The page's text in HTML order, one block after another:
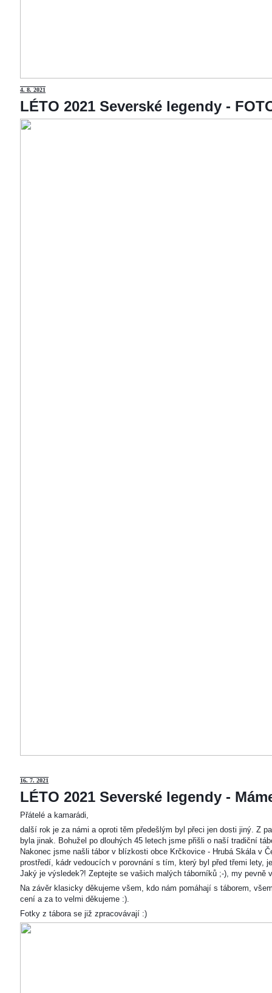
4. 8. 2021
LÉTO 2021 Severské legendy -
16. 7. 2021
LÉTO 2021 Severské legendy -
Přátelé a kamarádi,
další rok je za námi a oproti těm předešlým byl přeci jen dosti jiný. Z
byla jinak. Bohužel po dlouhých 45 letech jsme přišli o naší tradiční
Nakonec jsme našli tábor v blízkosti obce Krčkovice - Hrubá Skála v
prostředí, kádr vedoucích v porovnání s tím, který byl před třemi lety,
Jaký je výsledek?! Zeptejte se vašich malých táborníků ;-), my pevně
Na závěr klasicky děkujeme všem, kdo nám pomáhají s táborem,
cení a za to velmi děkujeme :).
Fotky z tábora se již zpracovávají :)